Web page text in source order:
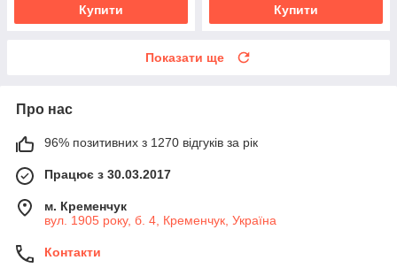
Купити Купити
Показати ще
Про нас
96% позитивних з 1270 відгуків за рік
Працює з 30.03.2017
м. Кременчук
вул. 1905 року, б. 4, Кременчук, Україна
Контакти